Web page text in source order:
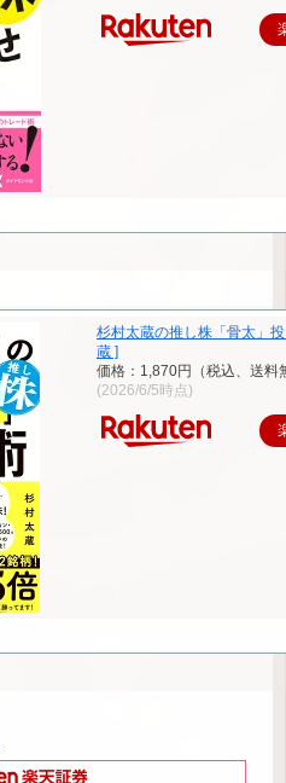
杉村太蔵の推し株「骨太」
蔵 ]
価格：1,870円（税込、送料
(2026/6/5時点)